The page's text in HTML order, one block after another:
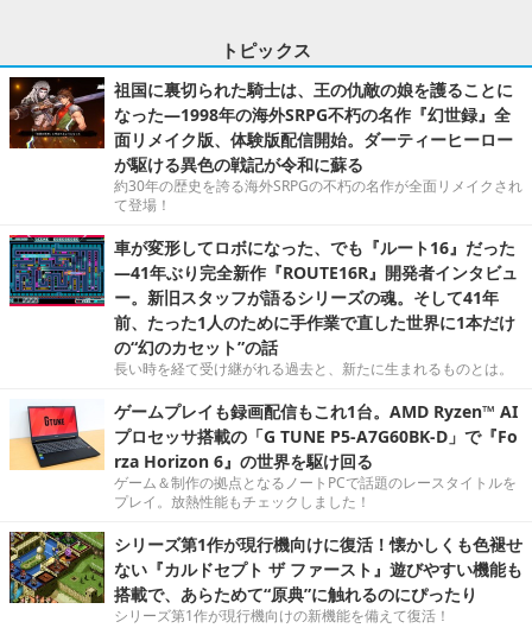
トピックス
祖国に裏切られた騎士は、王の仇敵の娘を護ることに
なった―1998年の海外SRPG不朽の名作『幻世録』全
面リメイク版、体験版配信開始。ダーティーヒーロー
が駆ける異色の戦記が令和に蘇る
約30年の歴史を誇る海外SRPGの不朽の名作が全面リメイクされ
て登場！
車が変形してロボになった、でも『ルート16』だった
―41年ぶり完全新作『ROUTE16R』開発者インタビュ
ー。新旧スタッフが語るシリーズの魂。そして41年
前、たった1人のために手作業で直した世界に1本だけ
の“幻のカセット”の話
長い時を経て受け継がれる過去と、新たに生まれるものとは。
ゲームプレイも録画配信もこれ1台。AMD Ryzen™ AI
プロセッサ搭載の「G TUNE P5-A7G60BK-D」で『Fo
rza Horizon 6』の世界を駆け回る
ゲーム＆制作の拠点となるノートPCで話題のレースタイトルを
プレイ。放熱性能もチェックしました！
シリーズ第1作が現行機向けに復活！懐かしくも色褪せ
ない『カルドセプト ザ ファースト』遊びやすい機能も
搭載で、あらためて“原典”に触れるのにぴったり
シリーズ第1作が現行機向けの新機能を備えて復活！